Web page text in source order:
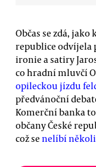
Občas se zdá, jako
republice odvíjela
ironie a satiry
co hradní mluvčí
opileckou jízdu
předvánoční
Komerční banka
občany České
což se nelíbí